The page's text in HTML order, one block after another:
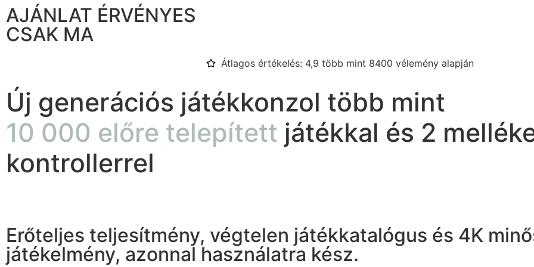
AJÁNLAT ÉRVÉNYES
CSAK MA
Átlagos értékelés: 4,9 több mint 8400 vélemény alapján
Új generációs játékkonzol több mint
10 000 előre telepített játékkal és 2
kontrollerrel
Erőteljes teljesítmény, végtelen játékkatalógus és 4K
játékelmény, azonnal használatra kész.